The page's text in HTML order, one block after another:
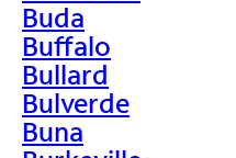
Buda
Buffalo
Bullard
Bulverde
Buna